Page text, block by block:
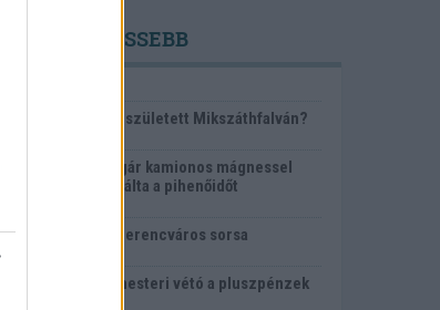
LEGFRISSEBB
KVÍZ: Ki született Mikszáthfalván?
Egy bolgár kamionos mágnessel
manipulálta a pihenőidőt
Eldől a Ferencváros sorsa
Polgármesteri vétó a pluszpénzek